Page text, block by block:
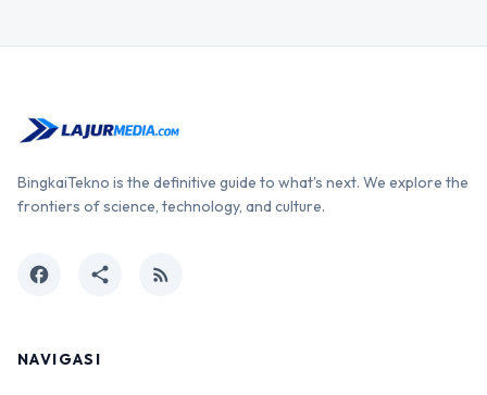
BingkaiTekno is the definitive guide to what's next. We explore the
frontiers of science, technology, and culture.
facebook share rss_feed
NAVIGASI